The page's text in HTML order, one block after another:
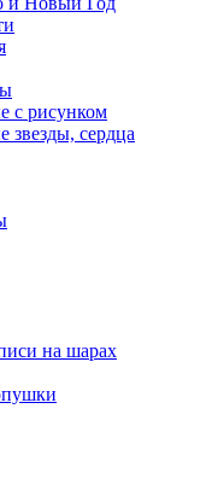
с рисунком
звезды, сердца
на шарах